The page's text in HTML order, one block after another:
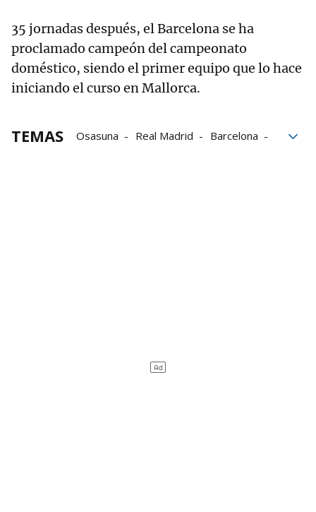
35 jornadas después, el Barcelona se ha
proclamado campeón del campeonato
doméstico, siendo el primer equipo que lo hace
iniciando el curso en Mallorca.
TEMAS Osasuna Real Madrid
Barcelona